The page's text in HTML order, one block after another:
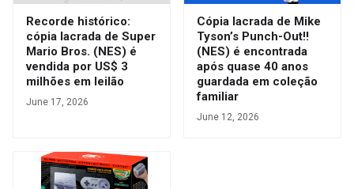
Recorde histórico:
cópia lacrada de Super
Mario Bros. (NES) é
vendida por US$ 3
milhões em leilão
June 17, 2026
Cópia lacrada de Mike
Tyson’s Punch-Out!!
(NES) é encontrada
após quase 40 anos
guardada em coleção
familiar
June 12, 2026